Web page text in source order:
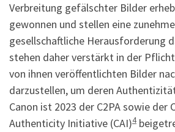
Verbreitung gefälschter Bilder
gewonnen und stellen eine
gesellschaftliche Herausforderung
stehen daher verstärkt in der
von ihnen veröffentlichten Bilder
darzustellen, um deren
Canon ist 2023 der C2PA sowie der
Authenticity Initiative (CAI)4